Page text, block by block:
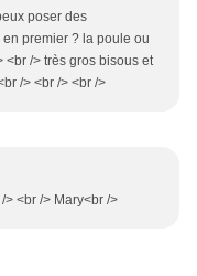
poser des
premier ? la poule ou
<br /> très gros bisous et
/> <br /> <br />
> <br /> Mary<br />